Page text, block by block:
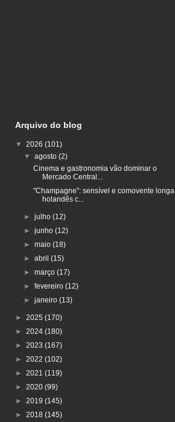
Arquivo do blog
▼ 2026 (101)
▼agosto(2)
Cinema e gastronomia vão dominar o
Mercado Central...
"Champagne": sensível e comovente longa
holandês c...
►julho(12)
►junho(12)
►maio(18)
►abril(15)
►março(17)
►fevereiro(12)
►janeiro(13)
► 2025 (170)
► 2024 (180)
► 2023 (167)
► 2022 (102)
► 2021 (119)
► 2020 (99)
► 2019 (145)
► 2018 (145)